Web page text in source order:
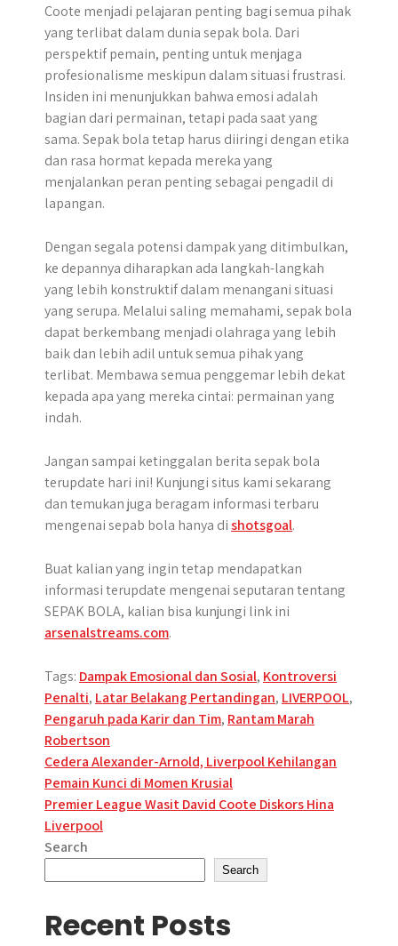
Coote menjadi pelajaran penting bagi semua pihak
yang terlibat dalam dunia sepak bola. Dari
perspektif pemain, penting untuk menjaga
profesionalisme meskipun dalam situasi frustrasi.
Insiden ini menunjukkan bahwa emosi adalah
bagian dari permainan, tetapi pada saat yang
sama. Sepak bola tetap harus diiringi dengan etika
dan rasa hormat kepada mereka yang
menjalankan peran penting sebagai pengadil di
lapangan.
Dengan segala potensi dampak yang ditimbulkan,
ke depannya diharapkan ada langkah-langkah
yang lebih konstruktif dalam menangani situasi
yang serupa. Melalui saling memahami, sepak bola
dapat berkembang menjadi olahraga yang lebih
baik dan lebih adil untuk semua pihak yang
terlibat. Membawa semua penggemar lebih dekat
kepada apa yang mereka cintai: permainan yang
indah.
Jangan sampai ketinggalan berita sepak bola
terupdate hari ini! Kunjungi situs kami sekarang
dan temukan juga beragam informasi terbaru
mengenai sepab bola hanya dishotsgoal.
Buat kalian yang ingin tetap mendapatkan
informasi terupdate mengenai seputaran tentang
SEPAK BOLA, kalian bisa kunjungi link ini
arsenalstreams.com.
Tags: Dampak Emosional dan Sosial, Kontroversi
Penalti, Latar Belakang Pertandingan, LIVERPOOL,
Pengaruh pada Karir dan Tim, Rantam Marah
Robertson
Post
navigation
Cedera Alexander-Arnold, Liverpool Kehilangan
Pemain Kunci di Momen Krusial
Premier League Wasit David Coote Diskors Hina
Liverpool
Search
Search
Recent Posts